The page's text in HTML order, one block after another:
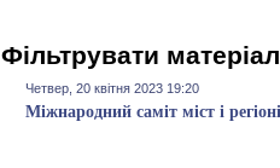
Фільтрувати
Четвер, 20 квітня 2023 19:20
Міжнародний саміт міст і